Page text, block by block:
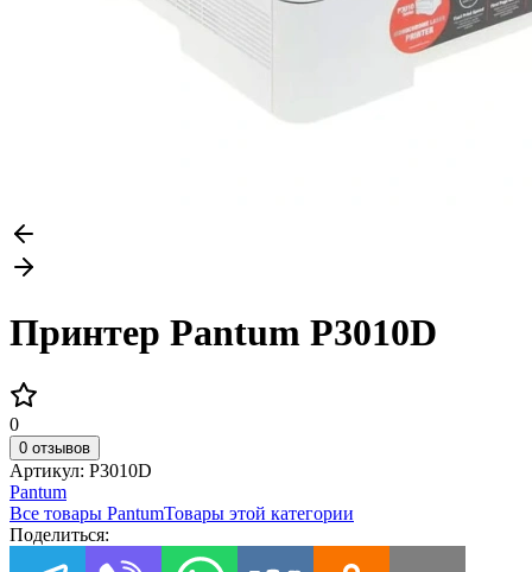
Принтер Pantum P3010D
0
0 отзывов
Артикул: P3010D
Pantum
Все товары PantumТовары этой категории
Поделиться: